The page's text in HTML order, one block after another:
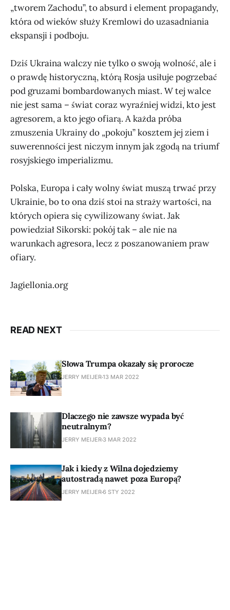
„tworem Zachodu”, to absurd i element propagandy,
która od wieków służy Kremlowi do uzasadniania
ekspansji i podboju.
Dziś Ukraina walczy nie tylko o swoją wolność, ale i
o prawdę historyczną, którą Rosja usiłuje pogrzebać
pod gruzami bombardowanych miast. W tej walce
nie jest sama – świat coraz wyraźniej widzi, kto jest
agresorem, a kto jego ofiarą. A każda próba
zmuszenia Ukrainy do „pokoju” kosztem jej ziem i
suwerenności jest niczym innym jak zgodą na triumf
rosyjskiego imperializmu.
Polska, Europa i cały wolny świat muszą trwać przy
Ukrainie, bo to ona dziś stoi na straży wartości, na
których opiera się cywilizowany świat. Jak
powiedział Sikorski: pokój tak – ale nie na
warunkach agresora, lecz z poszanowaniem praw
ofiary.
Jagiellonia.org
READ NEXT
Słowa Trumpa okazały się prorocze
JERRY MEIJER13 MAR 2022
Dlaczego nie zawsze wypada być
neutralnym?
JERRY MEIJER 3 MAR 2022
Jak i kiedy z Wilna dojedziemy
autostradą nawet poza Europą?
JERRY MEIJER6 STY 2022